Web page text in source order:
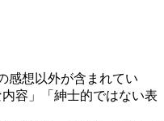
感想以外が含まれてい
容」「紳士的ではない表